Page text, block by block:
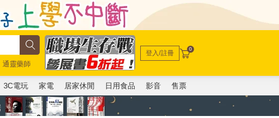
通靈藥師
登入/註冊 0
3C電玩 家電 居家休閒 日用食品 影音 售票